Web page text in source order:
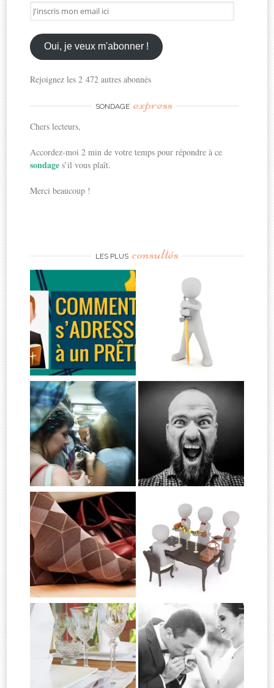
J'inscris
mon
email
ici
Oui, je veux m'abonner !
Rejoignez les 2 472 autres abonnés
SONDAGE express
Chers lecteurs,
Accordez-moi 2 min de votre temps pour répondre à ce
sondages’il vous plaît.
Merci beaucoup !
LES PLUS consultés